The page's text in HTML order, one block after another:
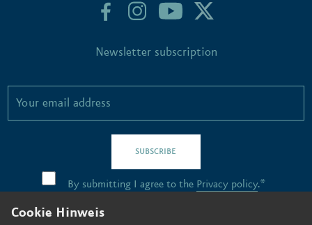
Cookie Hinweis
Newsletter subscription
SUBSCRIBE
By submitting I agree to the Privacy policy.*